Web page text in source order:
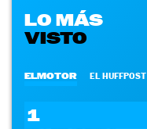
LO MÁS
VISTO
ELMOTOR EL HUFFPOST
1